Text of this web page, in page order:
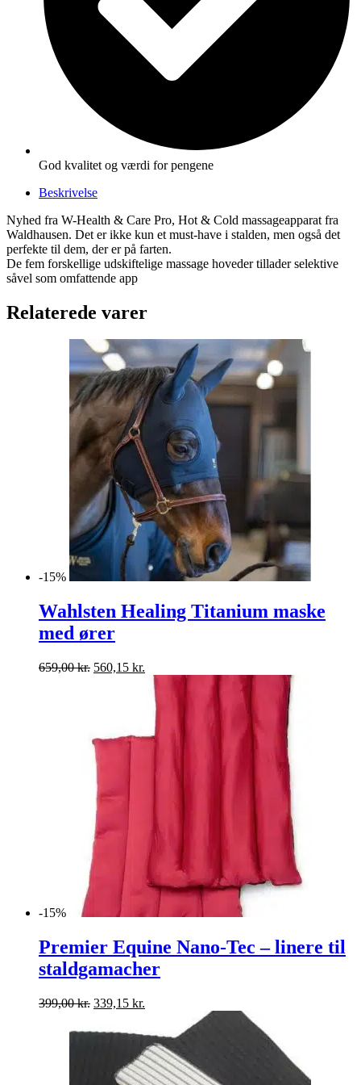
God kvalitet og værdi for pengene
Beskrivelse
Nyhed fra W-Health & Care Pro, Hot & Cold massageapparat fra
Waldhausen. Det er ikke kun et must-have i stalden, men også det
perfekte til dem, der er på farten.
De fem forskellige udskiftelige massage hoveder tillader selektive
såvel som omfattende app
Relaterede varer
-15%
Wahlsten Healing Titanium maske
med ører
659,00kr. Den
560,15 kr.
aktuelle
pris
er:
560,15 kr..
-15%
Premier Equine Nano-Tec – linere til
staldgamacher
399,00kr. Den
pris
399,00 kr..
339,15 kr.
er:
339,15 kr..